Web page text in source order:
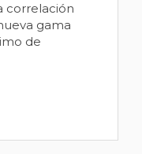
correlación
gama
de